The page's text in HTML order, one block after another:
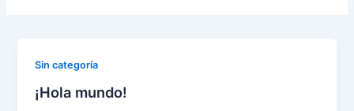
Sin categoría
¡Hola mundo!